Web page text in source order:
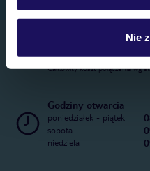
Nie
Telefoniczne Centrum
22 270 31 20
Całkowity koszt połączenia wg
Godziny otwarcia
poniedziałek - piątek
sobota
niedziela